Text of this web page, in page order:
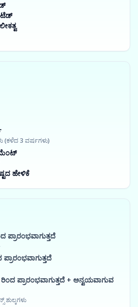
(ಕಳೆದ 3 ವರ್ಷಗಳು)
ಹೇಳಿಕೆ
ಪ್ರಾರಂಭವಾಗುತ್ತದೆ
ಪ್ರಾರಂಭವಾಗುತ್ತದೆ + ಅನ್ವಯವಾಗುವ